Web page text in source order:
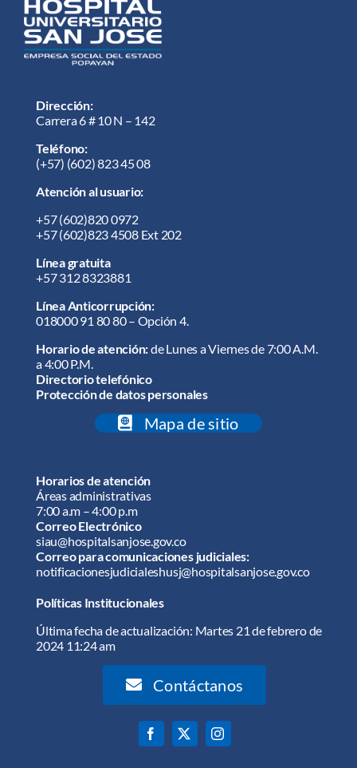
Dirección:
Carrera 6 # 10 N – 142
Teléfono:
(+57) (602) 823 45 08
Atención al usuario:
+57(602)820 0972
+57(602)823 4508 Ext 202
Línea gratuita
+57 312 8323881
Línea Anticorrupción:
018000 91 80 80 – Opción 4.
Horario de atención:de Lunes a Viernes de 7:00 A.M.
a 4:00 P.M.
Directorio telefónico
Protección de datos personales
Mapa de sitio
Horarios de atención
Áreas administrativas
7:00 a.m – 4:00 p.m
Correo Electrónico
siau@hospitalsanjose.gov.co
Correo para comunicaciones judiciales:
notificacionesjudicialeshusj@hospitalsanjose.gov.co
Políticas Institucionales
Última fecha de actualización: Martes 21 de febrero de
2024 11:24 am
Contáctanos